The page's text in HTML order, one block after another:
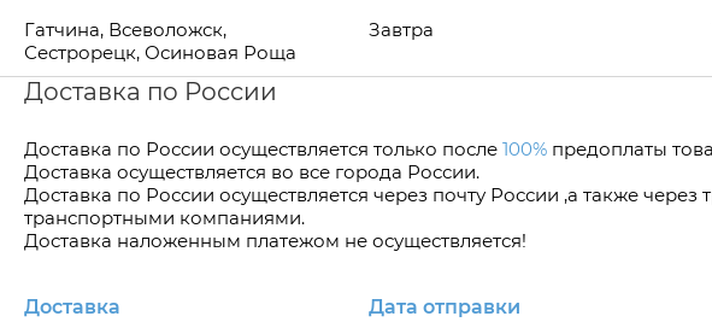
Гатчина, Всеволожск,
Сестрорецк, Осиновая Роща
Завтра
Доставка по России
Доставка по Росcии осуществляется только после 100% предоплаты
Доставка осуществляется во все города России.
Доставка по России осуществляется через почту России ,а также
транспортными компаниями.
Доставка наложенным платежом не осуществляется!
Доставка Дата отправки